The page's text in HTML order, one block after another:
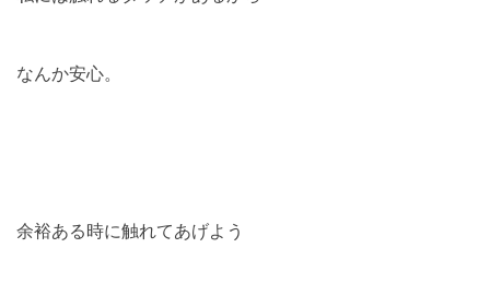
なんか安心。
余裕ある時に触れてあげよう